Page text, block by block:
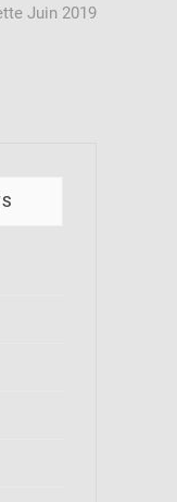
post:Juin 2019